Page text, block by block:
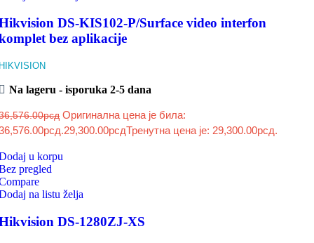
DS-KIS102-P/Surface video interfon
bez aplikacije
Na lageru - isporuka 2-5 dana
рсд Оригинална цена је била:
29,300.00рсдТренутна цена је: 29,300.00рсд.
u korpu
pregled
na listu želja
DS-1280ZJ-XS